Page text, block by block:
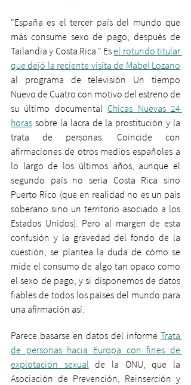
"España es el tercer país del mundo que
más consume sexo de pago, después de
Tailandia y Costa Rica." Es el rotundo titular
que dejó la reciente visita de Mabel Lozano
al programa de televisión Un tiempo
Nuevo de Cuatro con motivo del estreno de
su último documental Chicas Nuevas 24
horas sobre la lacra de la prostitución y la
trata de personas. Coincide con
afirmaciones de otros medios españoles a
lo largo de los últimos años, aunque el
segundo país no sería Costa Rica sino
Puerto Rico (que en realidad no es un país
soberano sino un territorio asociado a los
Estados Unidos). Pero al margen de esta
confusión y la gravedad del fondo de la
cuestión, se plantea la duda de cómo se
mide el consumo de algo tan opaco como
el sexo de pago, y si disponemos de datos
fiables de todos los países del mundo para
una afirmación así.
Parece basarse en datos del informe Trata
de personas hacia Europa con fines de
explotación sexual de la ONU, que la
Asociación de Prevención, Reinserción y